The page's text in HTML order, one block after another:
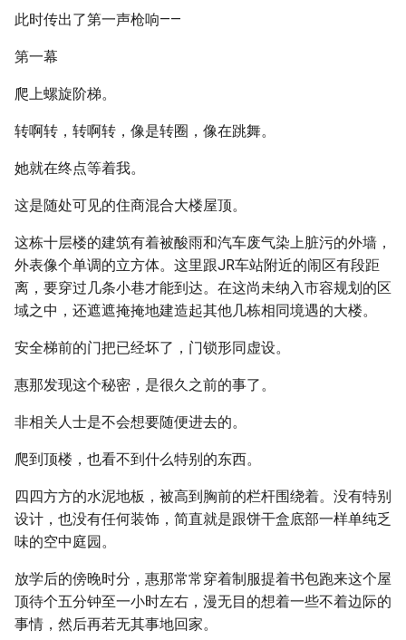
此时传出了第一声枪响——
第一幕
爬上螺旋阶梯。
转啊转，转啊转，像是转圈，像在跳舞。
她就在终点等着我。
这是随处可见的住商混合大楼屋顶。
这栋十层楼的建筑有着被酸雨和汽车废气染上脏污的外墙，
外表像个单调的立方体。这里跟JR车站附近的闹区有段距
离，要穿过几条小巷才能到达。在这尚未纳入市容规划的区
域之中，还遮遮掩掩地建造起其他几栋相同境遇的大楼。
安全梯前的门把已经坏了，门锁形同虚设。
惠那发现这个秘密，是很久之前的事了。
非相关人士是不会想要随便进去的。
爬到顶楼，也看不到什么特别的东西。
四四方方的水泥地板，被高到胸前的栏杆围绕着。没有特别
设计，也没有任何装饰，简直就是跟饼干盒底部一样单纯乏
味的空中庭园。
放学后的傍晚时分，惠那常常穿着制服提着书包跑来这个屋
顶待个五分钟至一小时左右，漫无目的想着一些不着边际的
事情，然后再若无其事地回家。